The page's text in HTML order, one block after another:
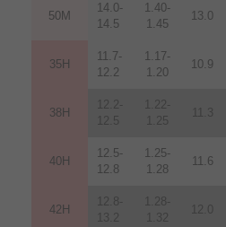
50M
14.0-
14.5
1.40-
1.45
13.0
35H
11.7-
12.2
1.17-
1.20
10.9
38H
12.2-
12.5
1.22-
1.25
11.3
40H
12.5-
12.8
1.25-
1.28
11.6
42H
12.8-
13.2
1.28-
1.32
12 0